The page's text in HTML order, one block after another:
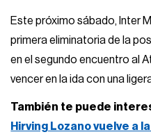
Este próximo sábado, Inter
primera eliminatoria de la
en el segundo encuentro al
vencer en la ida con una
También te puede
Hirving Lozano vuelve a